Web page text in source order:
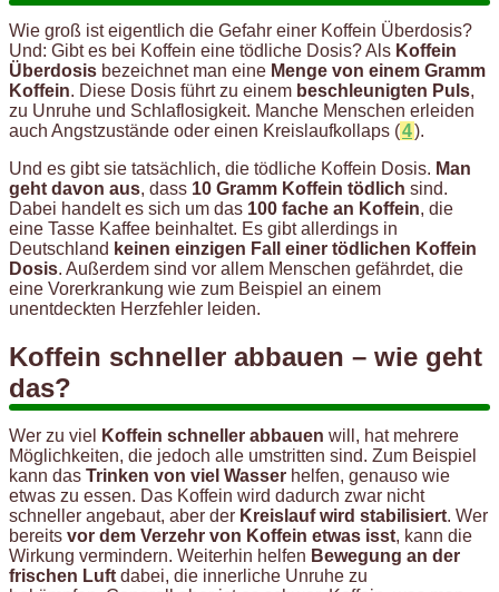
Wie groß ist eigentlich die Gefahr einer Koffein Überdosis?
Und: Gibt es bei Koffein eine tödliche Dosis? Als Koffein
Überdosis bezeichnet man eine Menge von einem Gramm
Koffein. Diese Dosis führt zu einem beschleunigten Puls,
zu Unruhe und Schlaflosigkeit. Manche Menschen erleiden
auch Angstzustände oder einen Kreislaufkollaps (4).
Und es gibt sie tatsächlich, die tödliche Koffein Dosis. Man
geht davon aus, dass 10 Gramm Koffein tödlich sind.
Dabei handelt es sich um das 100 fache an Koffein, die
eine Tasse Kaffee beinhaltet. Es gibt allerdings in
Deutschland keinen einzigen Fall einer tödlichen Koffein
Dosis. Außerdem sind vor allem Menschen gefährdet, die
eine Vorerkrankung wie zum Beispiel an einem
unentdeckten Herzfehler leiden.
Koffein schneller abbauen – wie geht
das?
Wer zu viel Koffein schneller abbauen will, hat mehrere
Möglichkeiten, die jedoch alle umstritten sind. Zum Beispiel
kann das Trinken von viel Wasser helfen, genauso wie
etwas zu essen. Das Koffein wird dadurch zwar nicht
schneller angebaut, aber der Kreislauf wird stabilisiert. Wer
bereits vor dem Verzehr von Koffein etwas isst, kann die
Wirkung vermindern. Weiterhin helfen Bewegung an der
frischen Luft dabei, die innerliche Unruhe zu